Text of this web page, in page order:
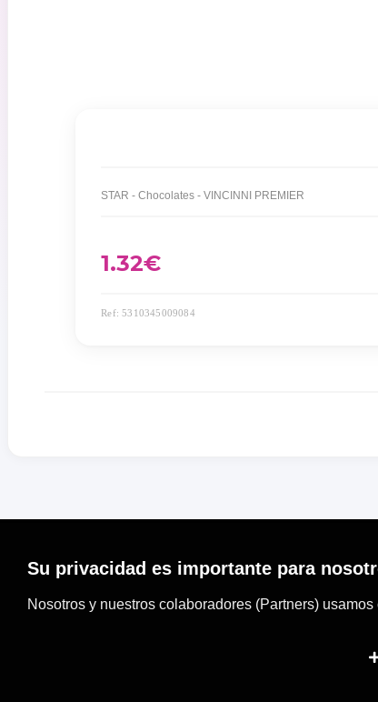
STAR - Chocolates - VINCINNI PREMIER
1.32€
Ref: 5310345009084
Su privacidad es importante para
Nosotros y nuestros colaboradores (Partners)